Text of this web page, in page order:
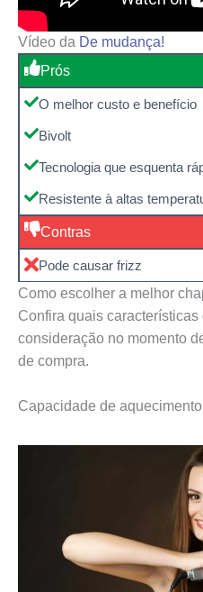
Vídeo da De mudança!
Prós
O melhor custo e benefício
Bivolt
Tecnologia que esquenta
Resistente à altas
Contras
Pode causar frizz
Como escolher a melhor
Confira quais
consideração no momento
de compra.
Capacidade de